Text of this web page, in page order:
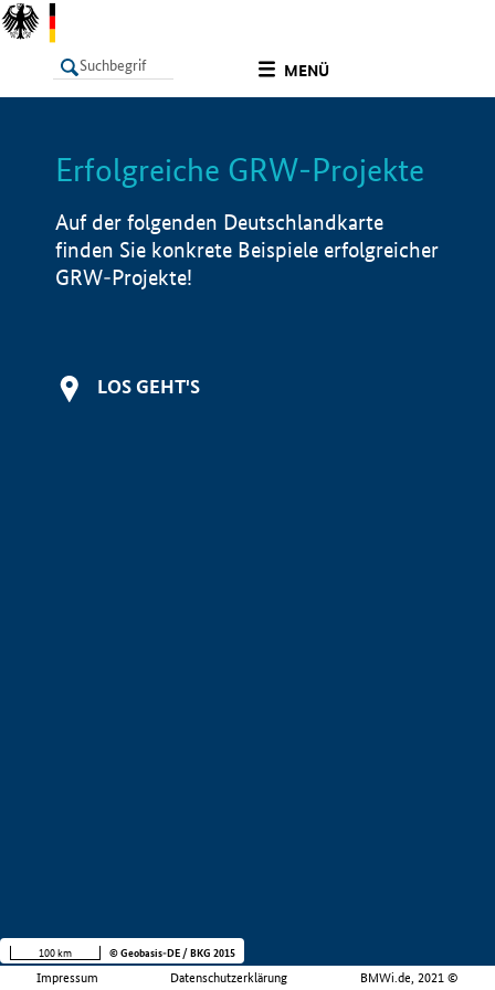
MENÜ
LISTE Info
Erfolgreiche GRW-Projekte
Auf der folgenden Deutschlandkarte
finden Sie konkrete Beispiele erfolgreicher
GRW-Projekte!
LOS GEHT'S
Impressum Datenschutzerklärung BMWi.de, 2021 ©
100 km © Geobasis-DE / BKG 2015